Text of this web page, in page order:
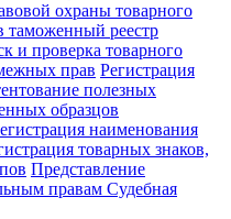
охраны товарного
таможенный реестр
и проверка товарного
прав Регистрация
полезных
образцов
наименования
товарных знаков,
Представление
правам Судебная